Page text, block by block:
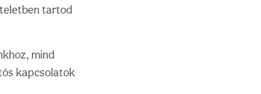
tartod
mind
kapcsolatok